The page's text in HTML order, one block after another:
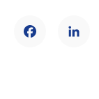
Facebook